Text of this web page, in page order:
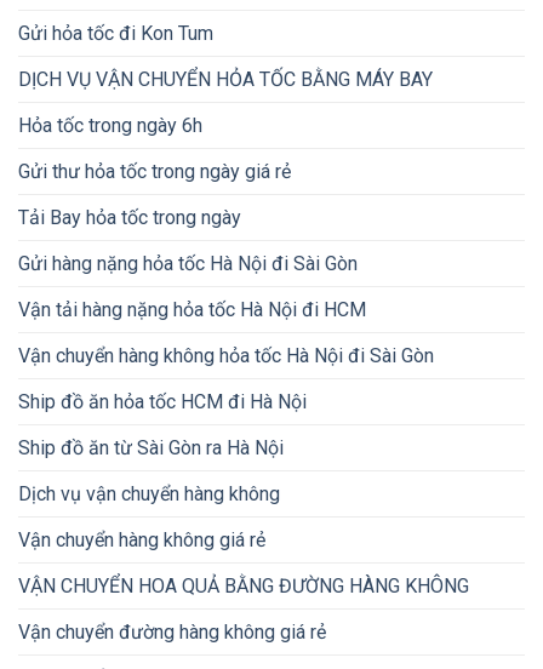
Gửi hỏa tốc đi Kon Tum
DỊCH VỤ VẬN CHUYỂN HỎA TỐC BẰNG MÁY BAY
Hỏa tốc trong ngày 6h
Gửi thư hỏa tốc trong ngày giá rẻ
Tải Bay hỏa tốc trong ngày
Gửi hàng nặng hỏa tốc Hà Nội đi Sài Gòn
Vận tải hàng nặng hỏa tốc Hà Nội đi HCM
Vận chuyển hàng không hỏa tốc Hà Nội đi Sài Gòn
Ship đồ ăn hỏa tốc HCM đi Hà Nội
Ship đồ ăn từ Sài Gòn ra Hà Nội
Dịch vụ vận chuyển hàng không
Vận chuyển hàng không giá rẻ
VẬN CHUYỂN HOA QUẢ BẰNG ĐƯỜNG HÀNG KHÔNG
Vận chuyển đường hàng không giá rẻ